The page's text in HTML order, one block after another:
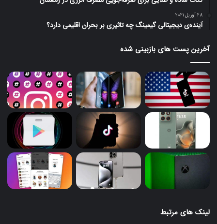
28 آوریل 2021
آینده‌ی دیجیتالی گیمینگ چه تاثیری بر بحران اقلیمی دارد؟
آخرین پست های بازبینی شده
لینک های مرتبط